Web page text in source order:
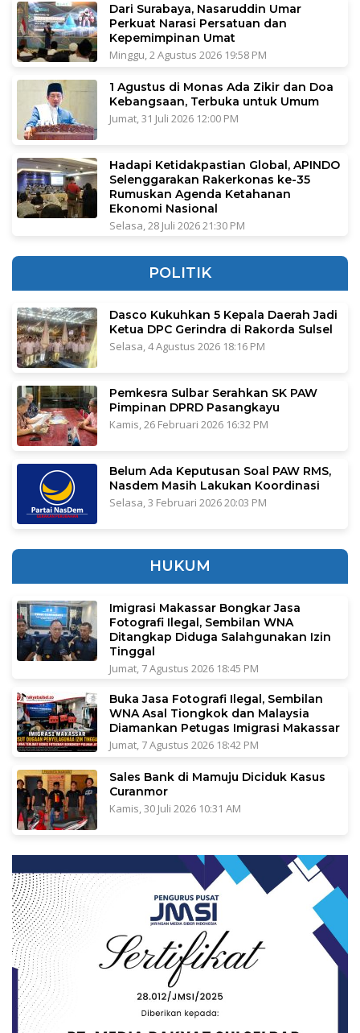
Dari Surabaya, Nasaruddin Umar
Perkuat Narasi Persatuan dan
Kepemimpinan Umat
Minggu, 2 Agustus 2026 19:58 PM
1 Agustus di Monas Ada Zikir dan Doa
Kebangsaan, Terbuka untuk Umum
Jumat, 31 Juli 2026 12:00 PM
Hadapi Ketidakpastian Global, APINDO
Selenggarakan Rakerkonas ke-35
Rumuskan Agenda Ketahanan
Ekonomi Nasional
Selasa, 28 Juli 2026 21:30 PM
POLITIK
Dasco Kukuhkan 5 Kepala Daerah Jadi
Ketua DPC Gerindra di Rakorda Sulsel
Selasa, 4 Agustus 2026 18:16 PM
Pemkesra Sulbar Serahkan SK PAW
Pimpinan DPRD Pasangkayu
Kamis, 26 Februari 2026 16:32 PM
Belum Ada Keputusan Soal PAW RMS,
Nasdem Masih Lakukan Koordinasi
Selasa, 3 Februari 2026 20:03 PM
HUKUM
Imigrasi Makassar Bongkar Jasa
Fotografi Ilegal, Sembilan WNA
Ditangkap Diduga Salahgunakan Izin
Tinggal
Jumat, 7 Agustus 2026 18:45 PM
Buka Jasa Fotografi Ilegal, Sembilan
WNA Asal Tiongkok dan Malaysia
Diamankan Petugas Imigrasi Makassar
Jumat, 7 Agustus 2026 18:42 PM
Sales Bank di Mamuju Diciduk Kasus
Curanmor
Kamis, 30 Juli 2026 10:31 AM